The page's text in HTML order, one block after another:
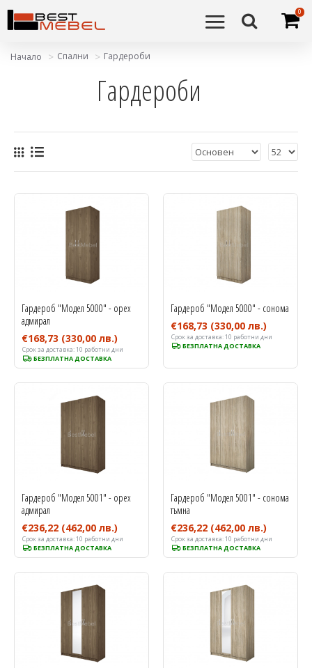
0
Начало Спални Гардероби
Гардероби
Срок за доставка:10 работни дни
БЕЗПЛАТНА ДОСТАВКА
Гардероб "Модел 5000" - орех
адмирал
€168,73 (330,00 лв.) Срок за доставка:10 работни дни
БЕЗПЛАТНА ДОСТАВКА
Гардероб "Модел 5000" - сонома
€168,73 (330,00 лв.)
Срок за доставка:10 работни дни
БЕЗПЛАТНА ДОСТАВКА
Гардероб "Модел 5001" - орех
адмирал
€236,22 (462,00 лв.)
Срок за доставка:10 работни дни
БЕЗПЛАТНА ДОСТАВКА
Гардероб "Модел 5001" - сонома
тъмна
€236,22 (462,00 лв.)